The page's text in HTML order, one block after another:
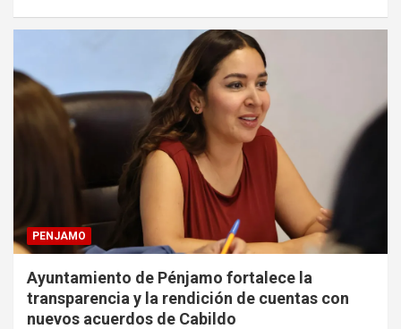
PENJAMO
Ayuntamiento de Pénjamo fortalece la
transparencia y la rendición de cuentas con
nuevos acuerdos de Cabildo